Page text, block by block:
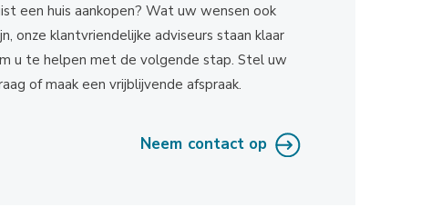
een huis aankopen? Wat uw wensen ook
onze klantvriendelijke adviseurs staan klaar
u te helpen met de volgende stap. Stel uw
of maak een vrijblijvende afspraak.
Neem contact op